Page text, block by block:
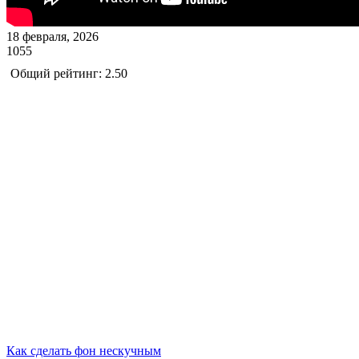
18 февраля, 2026
1055
Общий рейтинг: 2.50
Как сделать фон нескучным